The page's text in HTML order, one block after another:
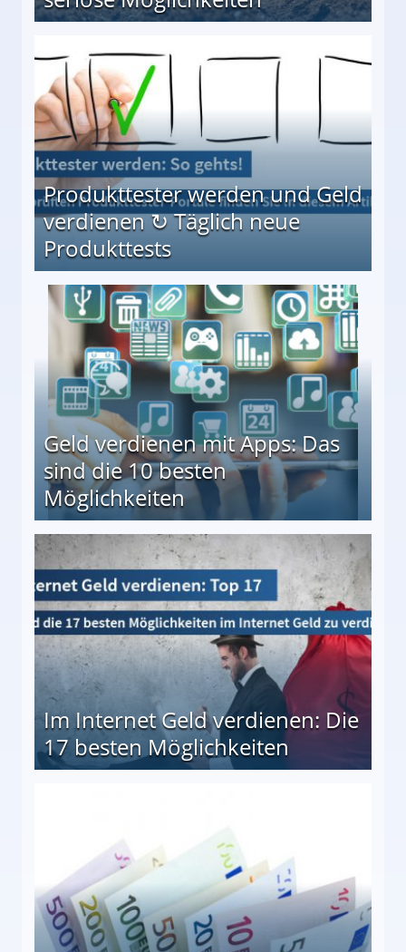
Produkttester werden und Geld
verdienen ↻ Täglich neue
Produkttests
↻ Täglich neue Produkttests
Geld verdienen mit Apps: Das
sind die 10 besten
Möglichkeiten
besten Möglichkeiten
Im Internet Geld verdienen: Die
17 besten Möglichkeiten